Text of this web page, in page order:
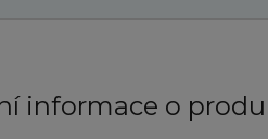
informace o